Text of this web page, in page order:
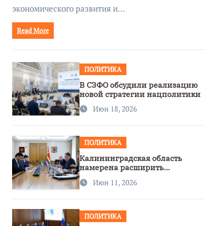
экономического развития и…
Read More
ПОЛИТИКА
В СЗФО обсудили реализацию
новой стратегии нацполитики
Июн 18, 2026
ПОЛИТИКА
Калининградская область
намерена расширить
сотрудничество с Узбекистаном
Июн 11, 2026
ПОЛИТИКА